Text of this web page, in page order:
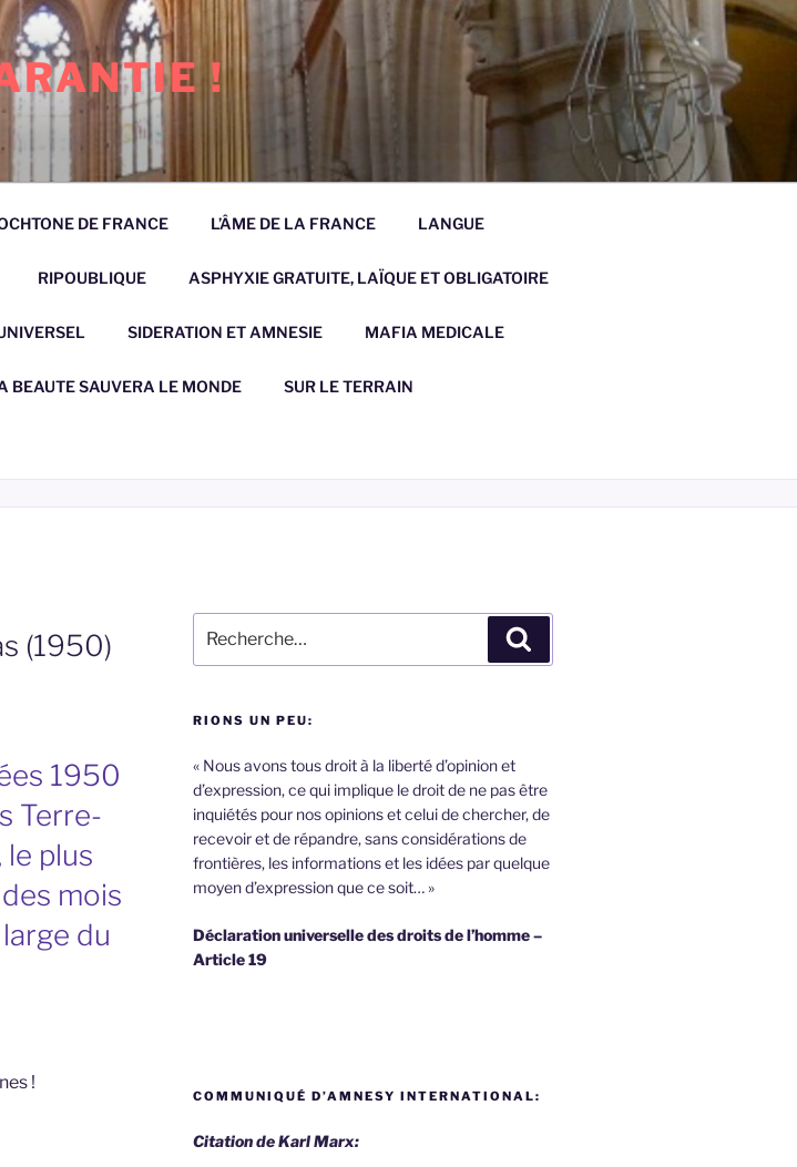
!
DE FRANCE L’ÂME DE LA FRANCE LANGUE
RIPOUBLIQUE ASPHYXIE GRATUITE, LAÏQUE ET OBLIGATOIRE
SIDERATION ET AMNESIE MAFIA MEDICALE
BEAUTE SAUVERA LE MONDE SUR LE TERRAIN
(1950)
1950
Terre-
le plus
mois
du
!
pour
:
RIONS UN PEU:
« Nous avons tous droit à la liberté d’opinion et
d’expression, ce qui implique le droit de ne pas être
inquiétés pour nos opinions et celui de chercher, de
recevoir et de répandre, sans considérations de
frontières, les informations et les idées par quelque
moyen d’expression que ce soit… »
Déclaration universelle des droits de l’homme –
Article 19
COMMUNIQUÉ D’AMNESY INTERNATIONAL:
Citation de Karl Marx: